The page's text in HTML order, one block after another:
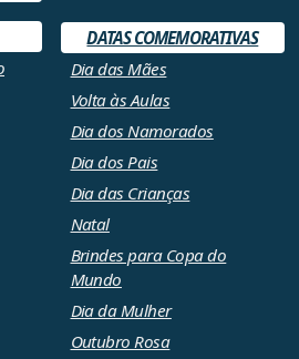
DATAS COMEMORATIVAS
Dia das Mães
Volta às Aulas
Dia dos Namorados
Dia dos Pais
Dia das Crianças
Natal
Brindes para Copa do
Mundo
Dia da Mulher
Outubro Rosa